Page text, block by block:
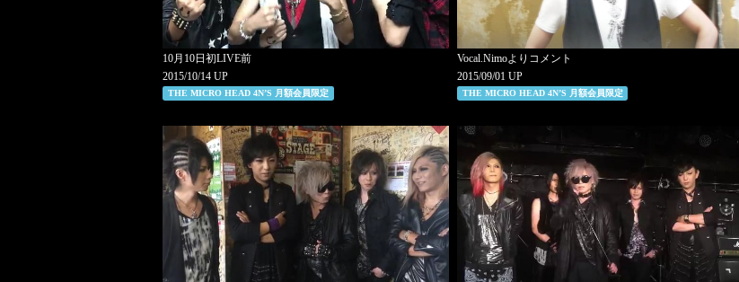
10月10日初LIVE前
2015/10/14 UP
THE MICRO HEAD 4N’S 月額会員限定
Vocal.Nimoよりコメント
2015/09/01 UP
THE MICRO HEAD 4N’S 月額会員限定